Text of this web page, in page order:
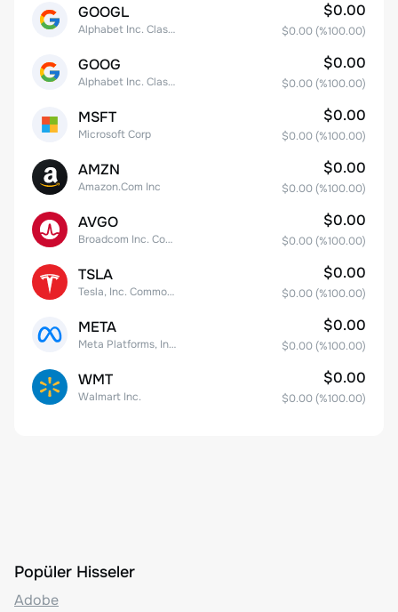
GOOGL
Alphabet Inc. Class A Common Stock
$0.00
$0.00 (%100.00)
GOOG
Alphabet Inc. Class C Capital Stock
$0.00
$0.00 (%100.00)
MSFT
Microsoft Corp
$0.00
$0.00 (%100.00)
AMZN
Amazon.Com Inc
$0.00
$0.00 (%100.00)
AVGO
Broadcom Inc. Common Stock
$0.00
$0.00 (%100.00)
TSLA
Tesla, Inc. Common Stock
$0.00
$0.00 (%100.00)
META
Meta Platforms, Inc. Class A Common Stock
$0.00
$0.00 (%100.00)
WMT
Walmart Inc.
$0.00
$0.00 (%100.00)
Popüler Hisseler
Adobe